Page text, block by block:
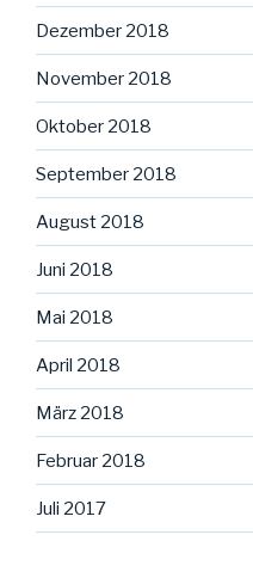
Dezember 2018
November 2018
Oktober 2018
September 2018
August 2018
Juni 2018
Mai 2018
April 2018
März 2018
Februar 2018
Juli 2017